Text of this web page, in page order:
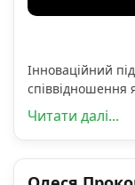
Інноваційний
співвідношення
Читати далі...